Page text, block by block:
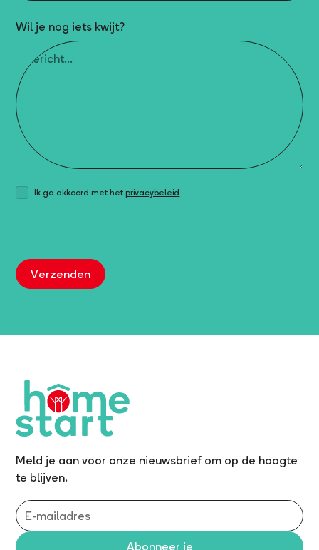
Wil je nog iets kwijt?
Ik ga akkoord met hetprivacybeleid
Meld je aan voor onze nieuwsbrief om op de hoogte
te blijven.